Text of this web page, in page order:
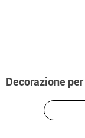
Decorazione